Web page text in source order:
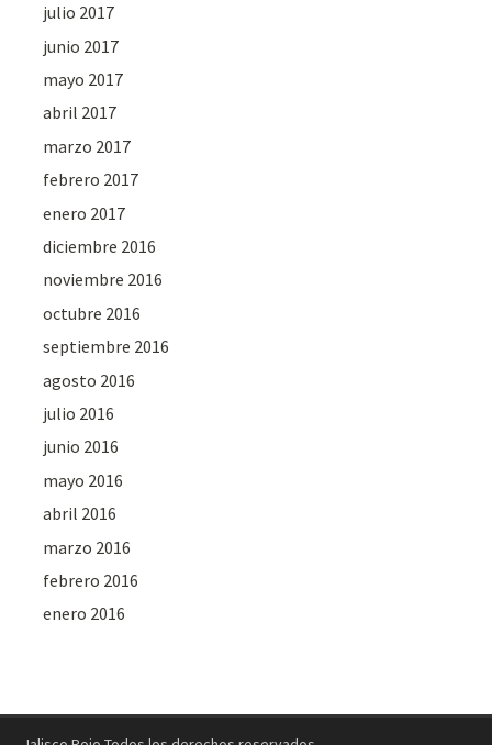
julio 2017
junio 2017
mayo 2017
abril 2017
marzo 2017
febrero 2017
enero 2017
diciembre 2016
noviembre 2016
octubre 2016
septiembre 2016
agosto 2016
julio 2016
junio 2016
mayo 2016
abril 2016
marzo 2016
febrero 2016
enero 2016